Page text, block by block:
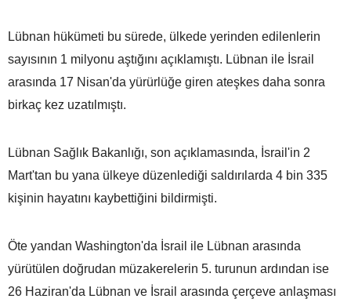
Lübnan hükümeti bu sürede, ülkede yerinden edilenlerin
sayısının 1 milyonu aştığını açıklamıştı. Lübnan ile İsrail
arasında 17 Nisan'da yürürlüğe giren ateşkes daha sonra
birkaç kez uzatılmıştı.
Lübnan Sağlık Bakanlığı, son açıklamasında, İsrail'in 2
Mart'tan bu yana ülkeye düzenlediği saldırılarda 4 bin 335
kişinin hayatını kaybettiğini bildirmişti.
Öte yandan Washington'da İsrail ile Lübnan arasında
yürütülen doğrudan müzakerelerin 5. turunun ardından ise
26 Haziran'da Lübnan ve İsrail arasında çerçeve anlaşması